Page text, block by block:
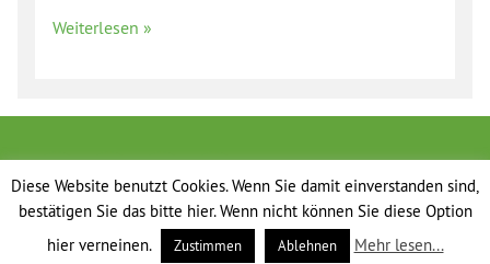
Weiterlesen »
Diese Website benutzt Cookies. Wenn Sie damit einverstanden sind,
bestätigen Sie das bitte hier. Wenn nicht können Sie diese Option
hier verneinen.
Zustimmen Ablehnen Mehr lesen...